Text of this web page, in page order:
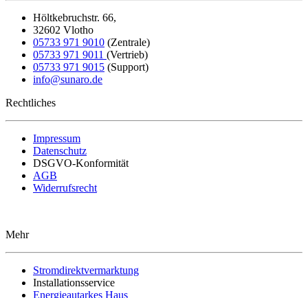
Höltkebruchstr. 66,
32602 Vlotho
05733 971 9010 (Zentrale)
05733 971 9011 (Vertrieb)
05733 971 9015 (Support)
info@sunaro.de
Rechtliches
Impressum
Datenschutz
DSGVO-Konformität
AGB
Widerrufsrecht
Mehr
Stromdirektvermarktung
Installationsservice
Energieautarkes Haus